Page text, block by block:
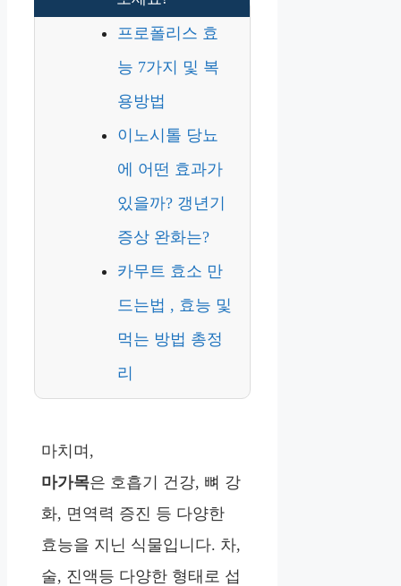
프로폴리스 효
능 7가지 및 복
용방법
이노시톨 당뇨
에 어떤 효과가
있을까? 갱년기
증상 완화는?
카무트 효소 만
드는법 , 효능 및
먹는 방법 총정
리
마치며,
마가목은 호흡기 건강, 뼈 강
화, 면역력 증진 등 다양한
효능을 지닌 식물입니다. 차,
술, 진액등 다양한 형태로 섭